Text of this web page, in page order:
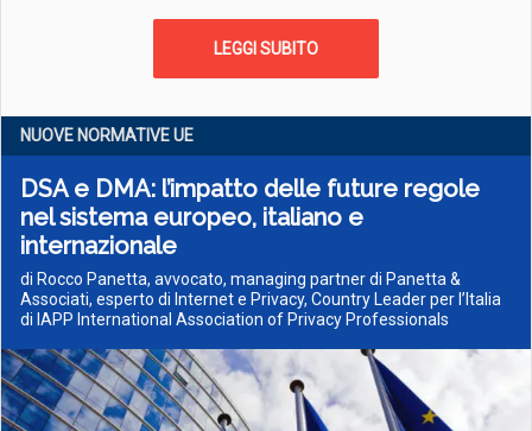
LEGGI SUBITO
NUOVE NORMATIVE UE
DSA e DMA: l’impatto delle future regole
nel sistema europeo, italiano e
internazionale
di Rocco Panetta, avvocato, managing partner di Panetta &
Associati, esperto di Internet e Privacy, Country Leader per l’Italia
di IAPP International Association of Privacy Professionals